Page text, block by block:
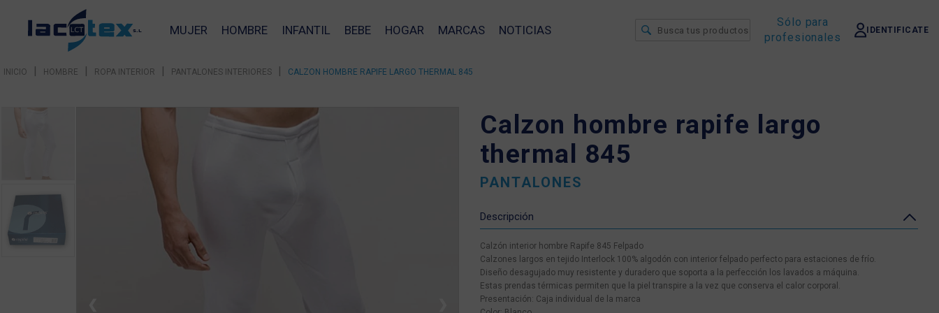
MUJER HOMBRE INFANTIL BEBE HOGAR MARCAS NOTICIAS
Sólo para
profesionales
IDENTIFICATE
INICIO | HOMBRE | ROPA INTERIOR | PANTALONES INTERIORES | CALZON HOMBRE RAPIFE LARGO THERMAL 845
Calzon hombre rapife largo
thermal 845
PANTALONES
Descripción
Calzón interior hombre Rapife 845 Felpado
Calzones largos en tejido Interlock 100% algodón con interior felpado perfecto para estaciones de frío.
Diseño desagujado muy resistente y duradero que soporta a la perfección los lavados a máquina.
Estas prendas térmicas permiten que la piel transpire a la vez que conserva el calor corporal.
Presentación: Caja individual de la marca